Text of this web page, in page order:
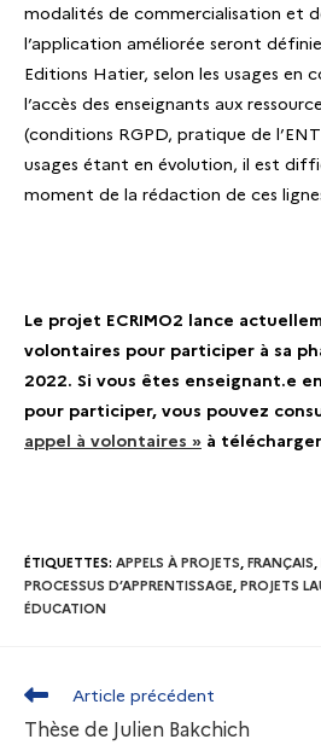
modalités de commercialisation et
l’application améliorée seront
Editions Hatier, selon les usages en
l’accès des enseignants aux
(conditions RGPD, pratique de
usages étant en évolution, il est
moment de la rédaction de ces
Le projet ECRIMO2 lance
volontaires pour participer à sa
2022. Si vous êtes enseignant.e
pour participer, vous pouvez
appel à volontaires » à
ÉTIQUETTES: APPELS À PROJETS FRANÇAIS
PROCESSUS D’APPRENTISSAGE PROJETS
ÉDUCATION
Article précédent
Thèse de Julien Bakchich